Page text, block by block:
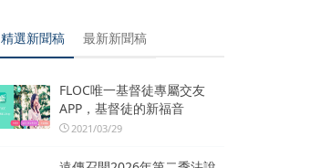
精選新聞稿 最新新聞稿
FLOC唯一基督徒專屬交友
APP，基督徒的新福音
2021/03/29